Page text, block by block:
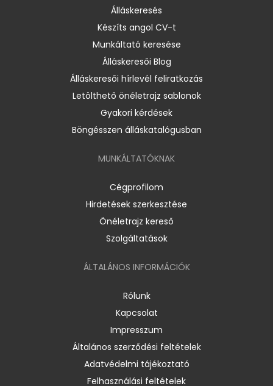
Álláskeresés
Készíts angol CV-t
Munkáltató keresése
Álláskeresői Blog
Álláskeresői hírlevél feliratkozás
Letölthető önéletrajz sablonok
Gyakori kérdések
Böngésszen álláskatalógusban
MUNKÁLTATÓKNAK
Cégprofilom
Hirdetések szerkesztése
Önéletrajz kereső
Szolgáltatások
ÁLTALÁNOS INFORMÁCIÓK
Rólunk
Kapcsolat
Impresszum
Általános szerződési feltételek
Adatvédelmi tájékoztató
Felhasználási feltételek